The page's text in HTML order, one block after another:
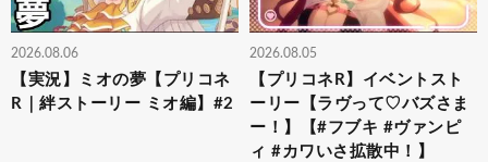
2026.08.06
【実況】ミオの夢【プリコネ
R｜絆ストーリー ミオ編】#2
2026.08.05
【プリコネR】イベントスト
ーリー【ラヴって♡バズさま
ー！】【#フブキ #ヴァンピ
ィ #カワいさ拡散中！】